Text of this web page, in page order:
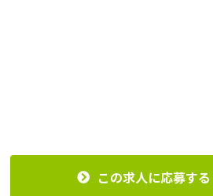
この求人に応募する